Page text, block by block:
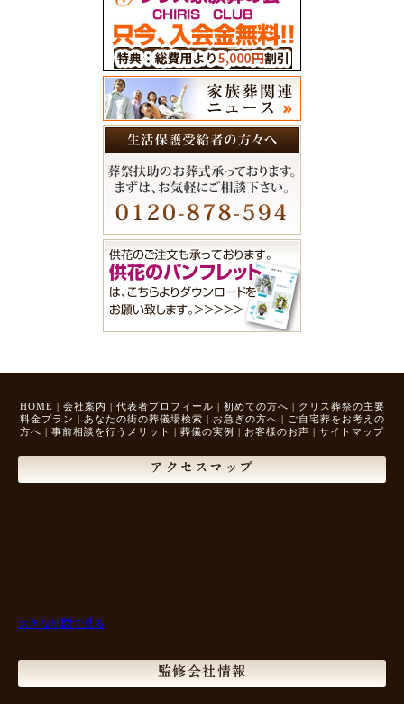
HOME | 会社案内 | 代表者プロフィール | 初めての方へ | クリス葬祭の主要
料金プラン | あなたの街の葬儀場検索 | お急ぎの方へ | ご自宅葬をお考えの
方へ | 事前相談を行うメリット | 葬儀の実例 | お客様のお声 | サイトマップ
アクセスマップ
大きな地図で見る
監修会社情報